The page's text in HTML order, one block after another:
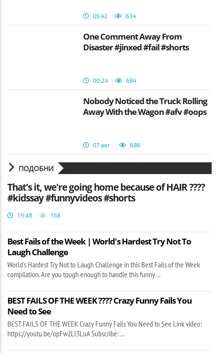
05:42 634
One Comment Away From
Disaster #jinxed #fail #shorts
00:24 684
Nobody Noticed the Truck Rolling
Away With the Wagon #afv #oops
07 авг 686
ПОДОБНИ
That's it, we're going home because of HAIR ????
#kidssay #funnyvideos #shorts
19:48 168
Best Fails of the Week | World's Hardest Try Not To
Laugh Challenge
World's Hardest Try Not to Laugh Challenge in this Best Fails of the Week
compilation. Are you tough enough to handle this funny ...
BEST FAILS OF THE WEEK ???? Crazy Funny Fails You
Need to See
BEST FAILS OF THE WEEK Crazy Funny Fails You Need to See Link video:
https://youtu.be/opFw2Ll3LuA Subscribe: ...